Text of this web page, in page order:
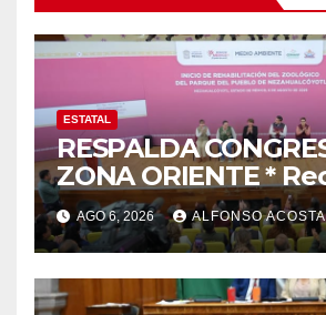
ESTATAL
RESPALDA
ZONA ORIENTE * Reciben
reconocimiento de
gobernadora
AGO 6, 2026 ALFONSO ACOSTA